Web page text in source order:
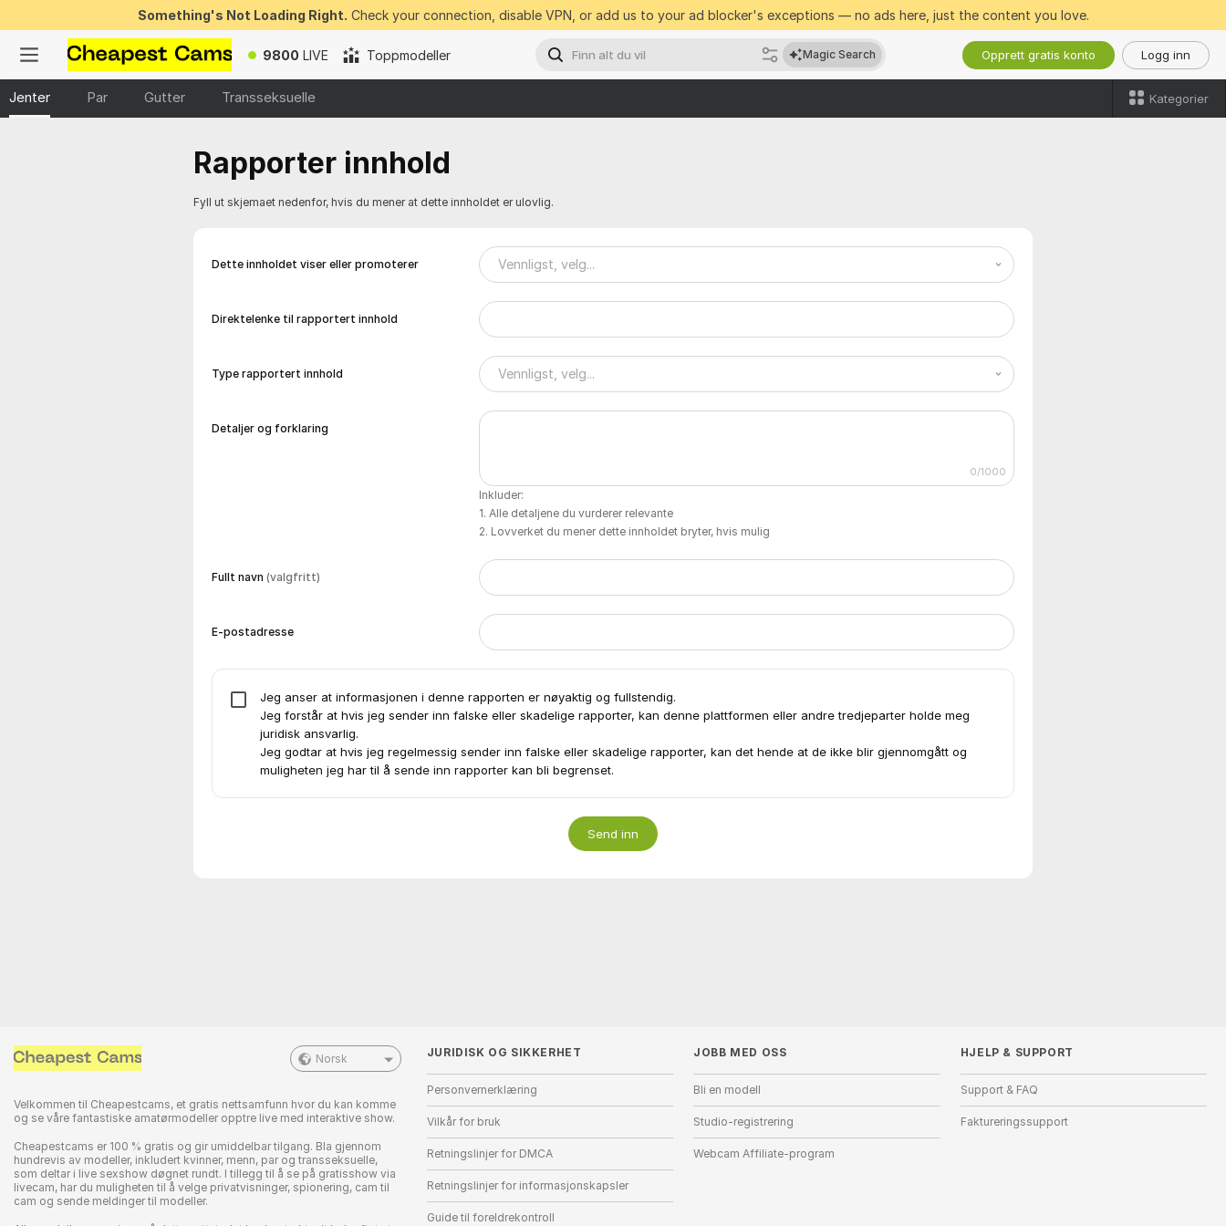
Something's Not Loading Right. Check your connection, disable VPN, or add us to your ad blocker's exceptions — no ads here, just the content you love.
9800 LIVE Toppmodeller Magic Search Opprett gratis konto Logg inn
Jenter Par Gutter Transseksuelle Kategorier
Rapporter innhold
Fyll ut skjemaet nedenfor, hvis du mener at dette innholdet er ulovlig.
Dette innholdet viser eller promoterer Vennligst, velg...
Direktelenke til rapportert innhold
Type rapportert innhold Vennligst, velg...
Detaljer og forklaring
0/1000
Inkluder:
Alle detaljene du vurderer relevante
Lovverket du mener dette innholdet bryter, hvis mulig
Fullt navn (valgfritt)
E-postadresse
Jeg anser at informasjonen i denne rapporten er nøyaktig og fullstendig.
Jeg forstår at hvis jeg sender inn falske eller skadelige rapporter, kan denne plattformen eller andre tredjeparter holde meg
juridisk ansvarlig.
Jeg godtar at hvis jeg regelmessig sender inn falske eller skadelige rapporter, kan det hende at de ikke blir gjennomgått og
muligheten jeg har til å sende inn rapporter kan bli begrenset.
Send inn
Norsk
Velkommen til Cheapestcams, et gratis nettsamfunn hvor du kan komme
og se våre fantastiske amatørmodeller opptre live med interaktive show.
Cheapestcams er 100 % gratis og gir umiddelbar tilgang. Bla gjennom
hundrevis av modeller, inkludert kvinner, menn, par og transseksuelle,
som deltar i live sexshow døgnet rundt. I tillegg til å se på gratisshow via
livecam, har du muligheten til å velge privatvisninger, spionering, cam til
cam og sende meldinger til modeller.
JURIDISK OG SIKKERHET
Personvernerklæring
Vilkår for bruk
Retningslinjer for DMCA
Retningslinjer for informasjonskapsler
Guide til foreldrekontroll
JOBB MED OSS
Bli en modell
Studio-registrering
Webcam Affiliate-program
HJELP & SUPPORT
Support & FAQ
Faktureringssupport